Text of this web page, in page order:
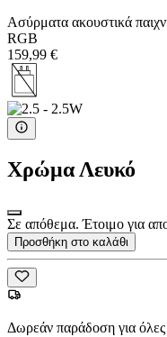
Ασύρματα ακουστικά
RGB
159,99 €
Χρώμα Λευκό
Σε απόθεμα. Έτοιμο για
Προσθήκη στο καλάθι
Δωρεάν παράδοση για όλες